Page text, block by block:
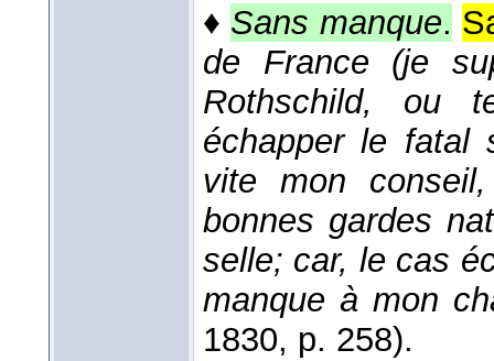
♦ Sans manque.
de France (je
Rothschild, ou
échapper le fatal
vite mon
bonnes gardes
selle; car, le cas
manque à mon
1830, p. 258).